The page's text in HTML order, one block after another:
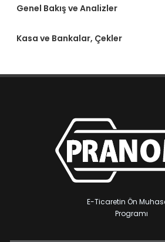
Genel Bakış ve Analizler
Kasa ve Bankalar, Çekler
E-Ticaretin Ön
Programı